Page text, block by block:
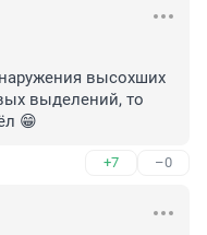
высохших
выделений, то
😁
+7 –0